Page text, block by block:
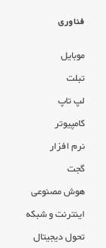
فناوری
موبایل
تبلت
لپ تاپ
کامپیوتر
نرم افزار
گجت
هوش مصنوعی
اینترنت و شبکه
تحول دیجیتال